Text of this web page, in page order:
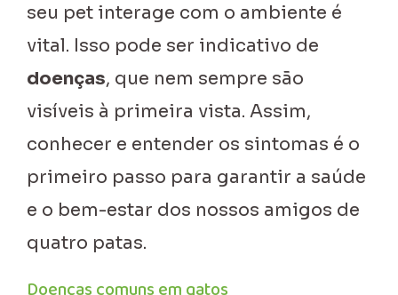
seu pet interage com o ambiente é
vital. Isso pode ser indicativo de
doenças, que nem sempre são
visíveis à primeira vista. Assim,
conhecer e entender os sintomas é o
primeiro passo para garantir a saúde
e o bem-estar dos nossos amigos de
quatro patas.